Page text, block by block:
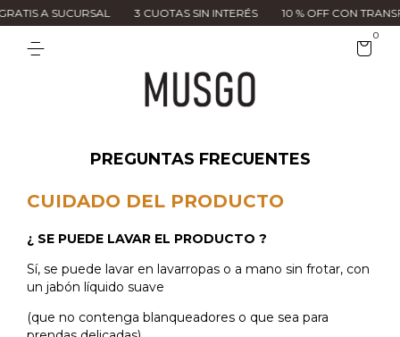
A SUCURSAL 3 CUOTAS SIN INTERÉS 10 % OFF CON
0
PREGUNTAS FRECUENTES
CUIDADO DEL PRODUCTO
¿ SE PUEDE LAVAR EL PRODUCTO ?
Sí, se puede lavar en lavarropas o a mano sin frotar, con
un jabón líquido suave
(que no contenga blanqueadores o que sea para